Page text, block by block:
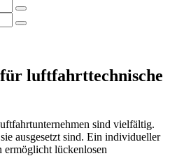
luftfahrttechnische
sind vielfältig.
ausgesetzt sind. Ein individueller
lückenlosen